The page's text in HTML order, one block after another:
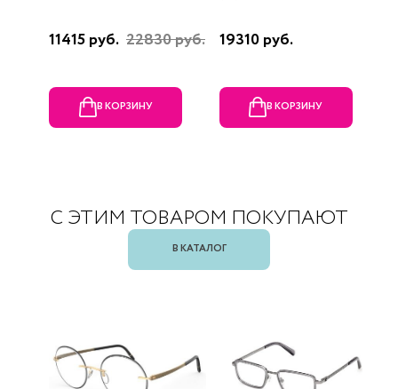
11415 руб. 22830 руб.
В КОРЗИНУ
19310 руб.
В КОРЗИНУ
С ЭТИМ ТОВАРОМ ПОКУПАЮТ
В КАТАЛОГ